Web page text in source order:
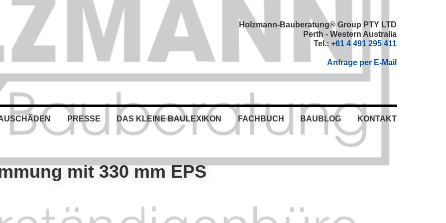
Holzmann-Bauberatung® Group PTY LTD
Perth - Western Australia
Tel.: +61 4 491 295 411
Anfrage per E-Mail
PRESSE DAS KLEINE BAULEXIKON FACHBUCH BAUBLOG KONTAKT
mit 330 mm EPS